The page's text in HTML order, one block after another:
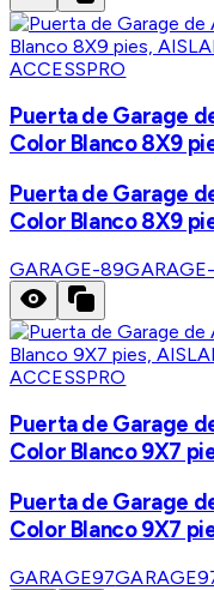
ACCESSPRO
Puerta de Garage
Color Blanco 8X9
Puerta de Garage
Color Blanco 8X9
GARAGE-89
ACCESSPRO
Puerta de Garage
Color Blanco 9X7
Puerta de Garage
Color Blanco 9X7
GARAGE97